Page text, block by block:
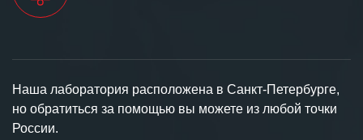
Наша лаборатория расположена в Санкт-Петербурге,
но обратиться за помощью вы можете из любой точки
России.